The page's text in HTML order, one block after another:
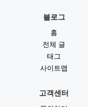
블로그
홈
전체 글
태그
사이트맵
고객센터